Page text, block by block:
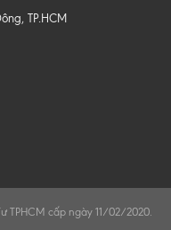
TP.HCM
TPHCM cấp ngày 11/02/2020.